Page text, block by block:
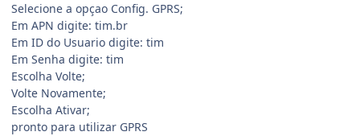
Selecione a opçao Config. GPRS;
Em APN digite: tim.br
Em ID do Usuario digite: tim
Em Senha digite: tim
Escolha Volte;
Volte Novamente;
Escolha Ativar;
pronto para utilizar GPRS